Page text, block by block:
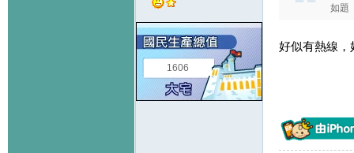
1606
如題
好似有熱線，